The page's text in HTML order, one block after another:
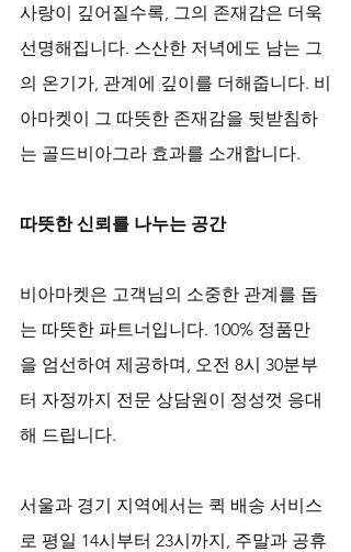
사랑이 깊어질수록, 그의 존재감은 더욱
선명해집니다. 스산한 저녁에도 남는 그
의 온기가, 관계에 깊이를 더해줍니다. 비
아마켓이 그 따뜻한 존재감을 뒷받침하
는 골드비아그라 효과를 소개합니다.
따뜻한 신뢰를 나누는 공간
비아마켓은 고객님의 소중한 관계를 돕
는 따뜻한 파트너입니다. 100% 정품만
을 엄선하여 제공하며, 오전 8시 30분부
터 자정까지 전문 상담원이 정성껏 응대
해 드립니다.
서울과 경기 지역에서는 퀵 배송 서비스
로 평일 14시부터 23시까지, 주말과 공휴